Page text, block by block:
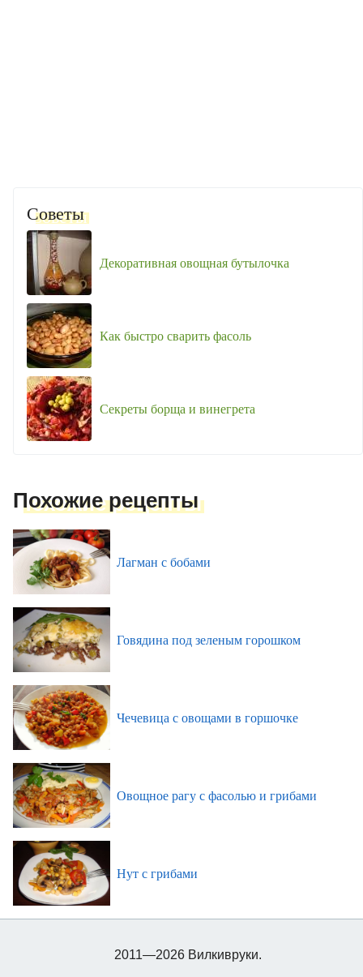
Советы
Декоративная овощная бутылочка
Как быстро сварить фасоль
Секреты борща и винегрета
Похожие рецепты
Лагман с бобами
Говядина под зеленым горошком
Чечевица с овощами в горшочке
Овощное рагу с фасолью и грибами
Нут с грибами
2011—2026 Вилкивруки.